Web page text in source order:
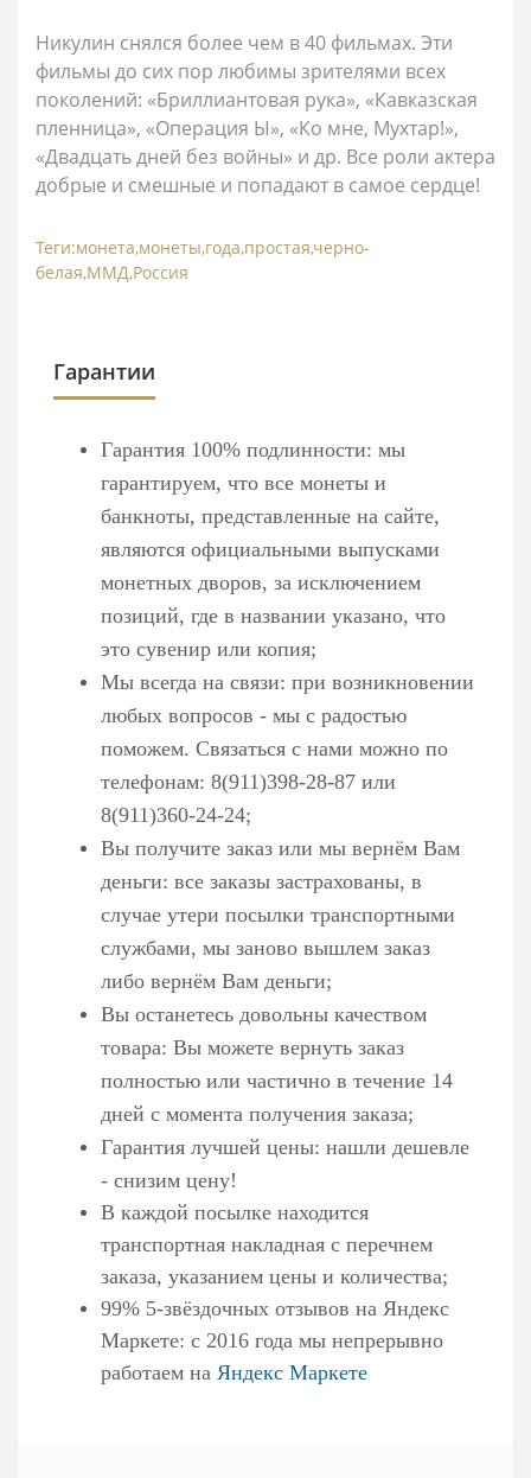
Никулин снялся более чем в 40 фильмах. Эти
фильмы до сих пор любимы зрителями всех
поколений: «Бриллиантовая рука», «Кавказская
пленница», «Операция Ы», «Ко мне, Мухтар!»,
«Двадцать дней без войны» и др. Все роли актера
добрые и смешные и попадают в самое сердце!
Теги:монета,монеты,года,простая,черно-
белая,ММД,Россия
Гарантии
Гарантия 100% подлинности: мы
гарантируем, что все монеты и
банкноты, представленные на сайте,
являются официальными выпусками
монетных дворов, за исключением
позиций, где в названии указано, что
это сувенир или копия;
Мы всегда на связи: при возникновении
любых вопросов - мы с радостью
поможем. Связаться с нами можно по
телефонам: 8(911)398-28-87 или
8(911)360-24-24;
Вы получите заказ или мы вернём Вам
деньги: все заказы застрахованы, в
случае утери посылки транспортными
службами, мы заново вышлем заказ
либо вернём Вам деньги;
Вы останетесь довольны качеством
товара: Вы можете вернуть заказ
полностью или частично в течение 14
дней с момента получения заказа;
Гарантия лучшей цены: нашли дешевле
- снизим цену!
В каждой посылке находится
транспортная накладная с перечнем
заказа, указанием цены и количества;
99% 5-звёздочных отзывов на Яндекс
Маркете: с 2016 года мы непрерывно
работаем на Яндекс Маркете